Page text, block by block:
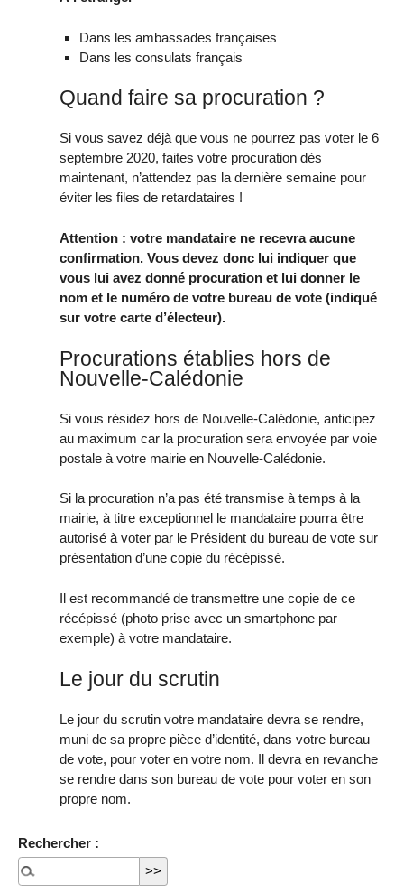
Dans les ambassades françaises
Dans les consulats français
Quand faire sa procuration ?
Si vous savez déjà que vous ne pourrez pas voter le 6
septembre 2020, faites votre procuration dès
maintenant, n’attendez pas la dernière semaine pour
éviter les files de retardataires !
Attention : votre mandataire ne recevra aucune
confirmation. Vous devez donc lui indiquer que
vous lui avez donné procuration et lui donner le
nom et le numéro de votre bureau de vote (indiqué
sur votre carte d’électeur).
Procurations établies hors de
Nouvelle-Calédonie
Si vous résidez hors de Nouvelle-Calédonie, anticipez
au maximum car la procuration sera envoyée par voie
postale à votre mairie en Nouvelle-Calédonie.
Si la procuration n’a pas été transmise à temps à la
mairie, à titre exceptionnel le mandataire pourra être
autorisé à voter par le Président du bureau de vote sur
présentation d’une copie du récépissé.
Il est recommandé de transmettre une copie de ce
récépissé (photo prise avec un smartphone par
exemple) à votre mandataire.
Le jour du scrutin
Le jour du scrutin votre mandataire devra se rendre,
muni de sa propre pièce d’identité, dans votre bureau
de vote, pour voter en votre nom. Il devra en revanche
se rendre dans son bureau de vote pour voter en son
propre nom.
Rechercher :